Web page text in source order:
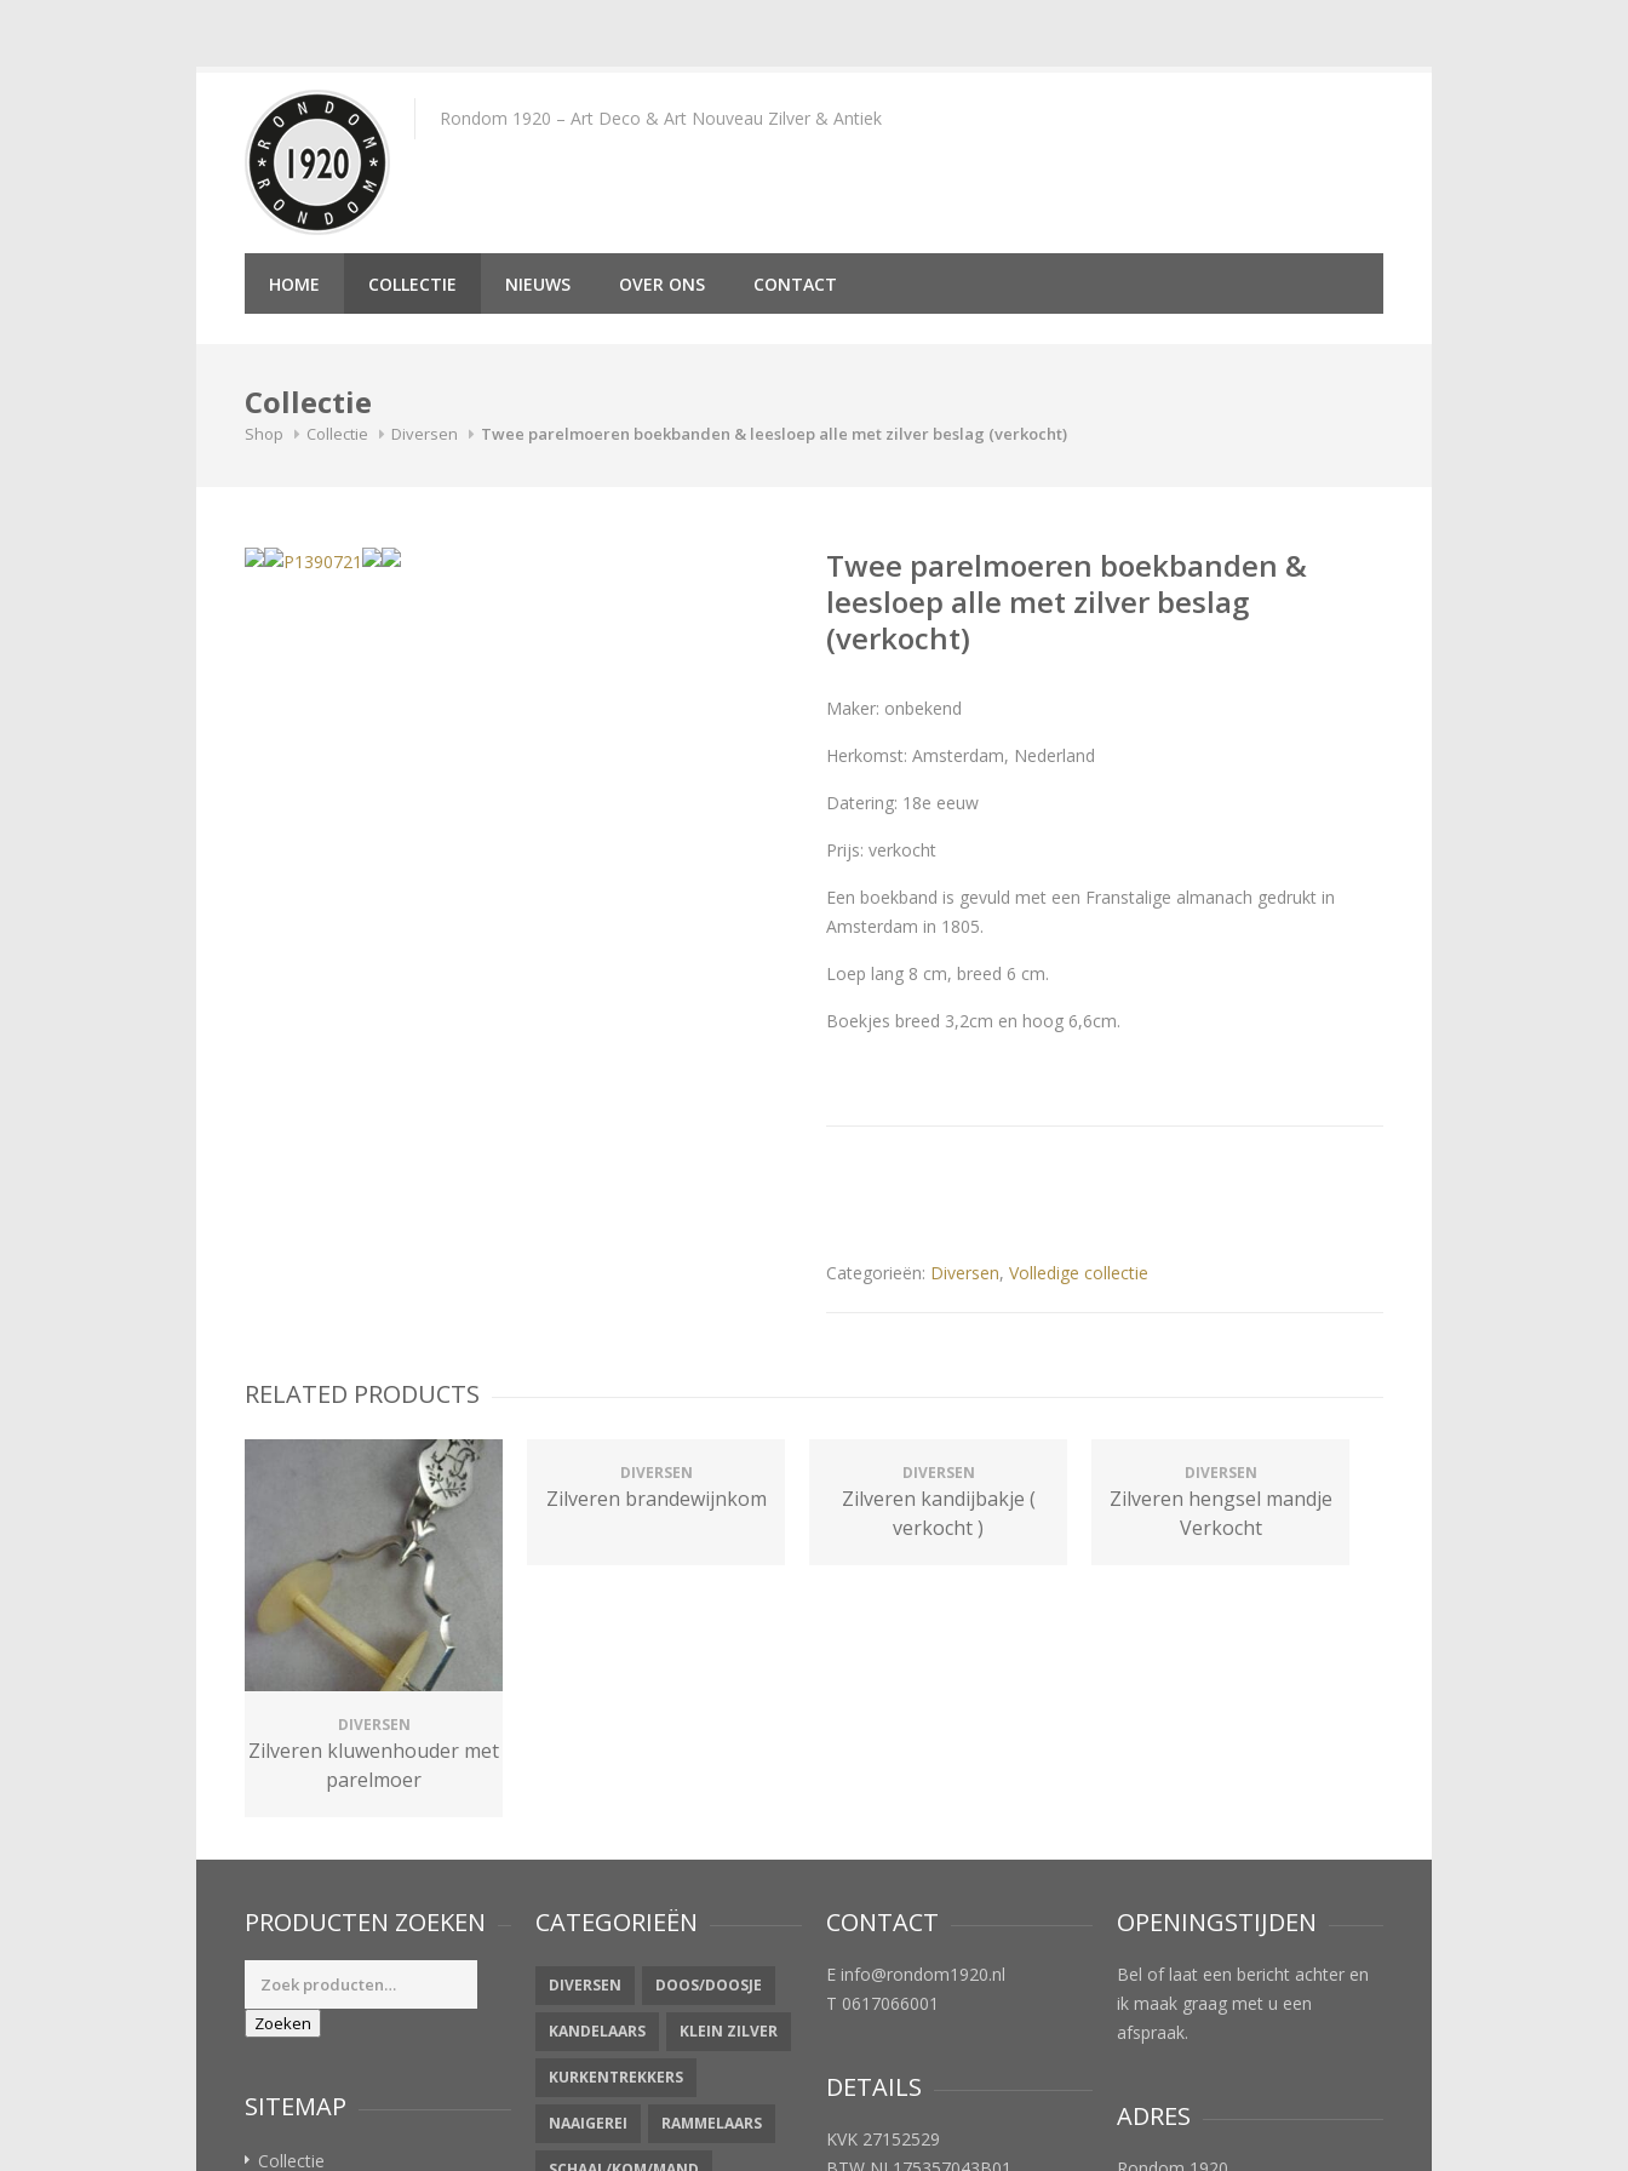
content
Rondom 1920 – Art Deco & Art Nouveau Zilver & Antiek
HOME COLLECTIE NIEUWS OVER ONS CONTACT
Collectie
Shop Collectie Diversen Twee parelmoeren boekbanden & leesloep alle met zilver beslag (verkocht)
Twee parelmoeren boekbanden &
leesloep alle met zilver beslag
(verkocht)
Maker: onbekend
Herkomst: Amsterdam, Nederland
Datering: 18e eeuw
Prijs: verkocht
Een boekband is gevuld met een Franstalige almanach gedrukt in
Amsterdam in 1805.
Loep lang 8 cm, breed 6 cm.
Boekjes breed 3,2cm en hoog 6,6cm.
Categorieën: Diversen, Volledige collectie
RELATED PRODUCTS
DIVERSEN
Zilveren kluwenhouder met
parelmoer
DIVERSEN
Zilveren brandewijnkom
DIVERSEN
Zilveren kandijbakje (
verkocht )
DIVERSEN
Zilveren hengsel mandje
Verkocht
PRODUCTEN ZOEKEN
Zoeken
Zoeken
SITEMAP
Collectie
CATEGORIEËN
DIVERSEN DOOS/DOOSJE
KANDELAARS KLEIN ZILVER
KURKENTREKKERS
NAAIGEREI RAMMELAARS
CONTACT
E info@rondom1920.nl
T 0617066001
DETAILS
KVK 27152529
OPENINGSTIJDEN
Bel of laat een bericht achter en
ik maak graag met u een
afspraak.
ADRES